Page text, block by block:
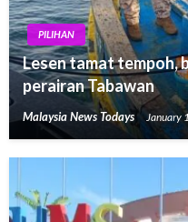
PILIHAN
Lesen tamat tempoh,
perairan Tabawan
Malaysia News Todays January